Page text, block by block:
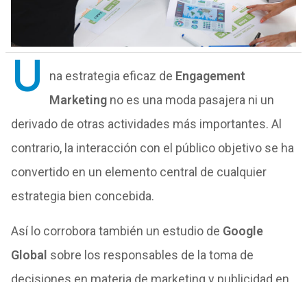
U na estrategia eficaz de Engagement
Marketingno es una moda pasajera ni un
derivado de otras actividades más importantes. Al
contrario, la interacción con el público objetivo se ha
convertido en un elemento central de cualquier
estrategia bien concebida.
Así lo corrobora también un estudio de Google
Global sobre los responsables de la toma de
decisiones en materia de marketing y publicidad en